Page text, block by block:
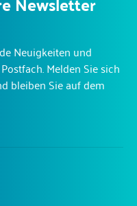
Neuigkeiten und
Melden Sie sich
bleiben Sie auf dem